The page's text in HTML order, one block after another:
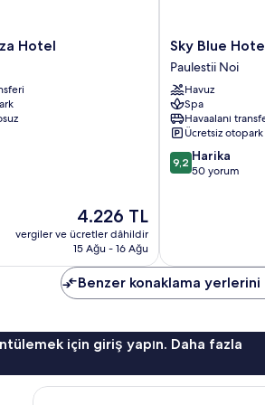
Hotel
Güncel
fiyat:
4.226 TL
4.226 TL
vergiler ve ücretler dâhildir
15 Ağu - 16 Ağu
Sky
Blue
Hotel
&
Spa
Paulestii
Noi
Sky Blue
Paulestii Noi
Havuz
Spa
Havaalanı
Ücretsiz otopark
10
üzerinden
9,2 Harika
50 yorum
Benzer konaklama yerlerini
için giriş yapın. Daha fazla